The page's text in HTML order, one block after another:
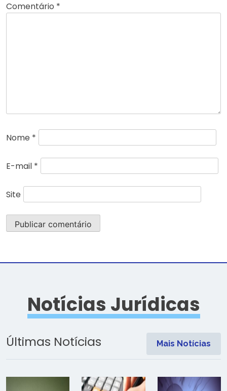
Comentário *
Nome *
E-mail *
Site
Notícias Jurídicas
Últimas Notícias Mais Notícias